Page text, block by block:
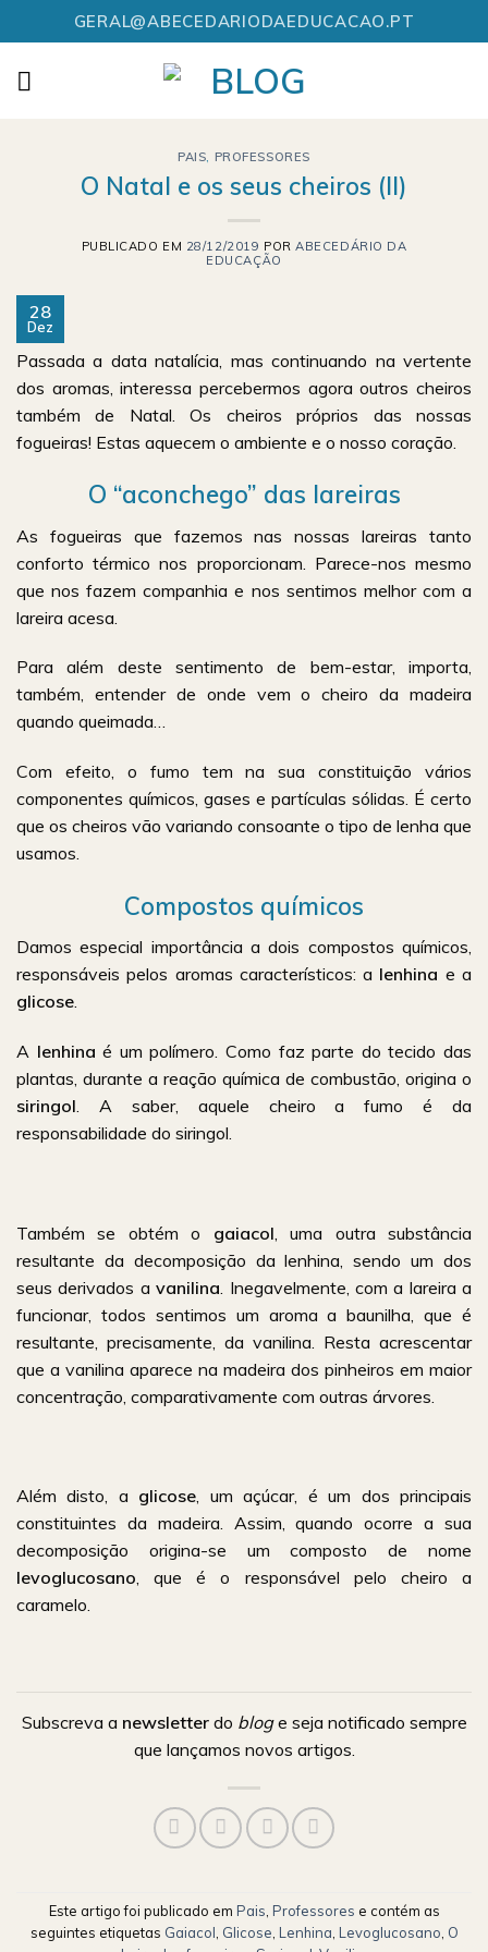
to
content
GERAL@ABECEDARIODAEDUCACAO.PT
PAIS, PROFESSORES
O Natal e os seus cheiros (II)
PUBLICADO EM 28/12/2019 PORABECEDÁRIO DA
EDUCAÇÃO
28
Dez
Passada a data natalícia, mas continuando na vertente
dos aromas, interessa percebermos agora outros cheiros
também de Natal. Os cheiros próprios das nossas
fogueiras! Estas aquecem o ambiente e o nosso coração.
O “aconchego” das lareiras
As fogueiras que fazemos nas nossas lareiras tanto
conforto térmico nos proporcionam. Parece-nos mesmo
que nos fazem companhia e nos sentimos melhor com a
lareira acesa.
Para além deste sentimento de bem-estar, importa,
também, entender de onde vem o cheiro da madeira
quando queimada…
Com efeito, o fumo tem na sua constituição vários
componentes químicos, gases e partículas sólidas. É certo
que os cheiros vão variando consoante o tipo de lenha que
usamos.
Compostos químicos
Damos especial importância a dois compostos químicos,
responsáveis pelos aromas característicos: a lenhina e a
glicose.
A lenhina é um polímero. Como faz parte do tecido das
plantas, durante a reação química de combustão, origina o
siringol . A saber, aquele cheiro a fumo é da
responsabilidade do siringol.
Também se obtém o gaiacol , uma outra substância
resultante da decomposição da lenhina, sendo um dos
seus derivados avanilina . Inegavelmente, com a lareira a
funcionar, todos sentimos um aroma a baunilha, que é
resultante, precisamente, da vanilina. Resta acrescentar
que a vanilina aparece na madeira dos pinheiros em maior
concentração, comparativamente com outras árvores.
Além disto, a glicose, um açúcar, é um dos principais
constituintes da madeira. Assim, quando ocorre a sua
decomposição origina-se um composto de nome
levoglucosano, que é o responsável pelo cheiro a
caramelo.
Subscreva a newsletterdo bloge seja notificado sempre
que lançamos novos artigos.
Este artigo foi publicado em Pais, Professores e contém as
seguintes etiquetas Gaiacol, Glicose, Lenhina, Levoglucosano, O